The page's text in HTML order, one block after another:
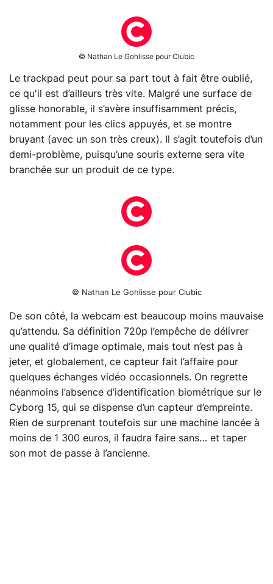
© Nathan Le Gohlisse pour Clubic
Le trackpad peut pour sa part tout à fait être oublié,
ce qu'il est d’ailleurs très vite. Malgré une surface de
glisse honorable, il s’avère insuffisamment précis,
notamment pour les clics appuyés, et se montre
bruyant (avec un son très creux). Il s’agit toutefois d’un
demi-problème, puisqu’une souris externe sera vite
branchée sur un produit de ce type.
© Nathan Le Gohlisse pour Clubic
De son côté, la webcam est beaucoup moins mauvaise
qu’attendu. Sa définition 720p l’empêche de délivrer
une qualité d’image optimale, mais tout n’est pas à
jeter, et globalement, ce capteur fait l’affaire pour
quelques échanges vidéo occasionnels. On regrette
néanmoins l’absence d’identification biométrique sur le
Cyborg 15, qui se dispense d’un capteur d’empreinte.
Rien de surprenant toutefois sur une machine lancée à
moins de 1 300 euros, il faudra faire sans… et taper
son mot de passe à l’ancienne.